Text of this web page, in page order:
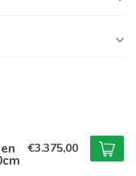
€3.375,00